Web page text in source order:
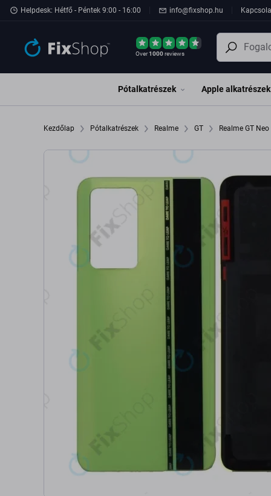
Ugrás az oldal fő részéhez
Helpdesk: Hétfő - Péntek 9:00 - 16:00 info@fixshop.hu
Over1000reviews
Pótalkatrészek Apple alkatrészek
Kezdőlap Pótalkatrészek Realme GT Realme GT